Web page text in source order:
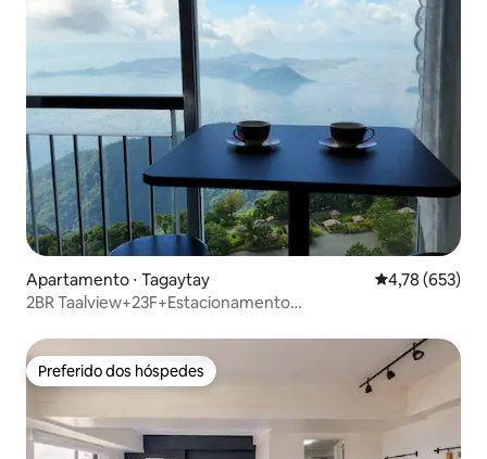
Apartamento ⋅ Tagaytay 4,78 de uma
4,78 (653)
2BR Taalview+23F+Estacionamento
Preferido dos hóspedes
Preferido dos hóspedes